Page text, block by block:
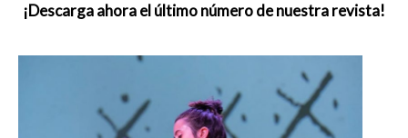
¡Descarga ahora el último número de nuestra revista!